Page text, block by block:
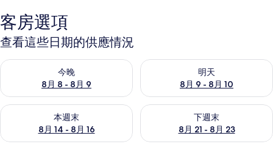
客房選項
查看這些日期的供應情況
今晚
8月 8 - 8月 9
查看今晚 (8月 8 - 8月 9) 的供應情況
明天
8月 9 - 8月 10
查看明天 (8月 9 - 8月 10) 的供
本週末
8月 14 - 8月 16
查看本週末 (8月 14 - 8月 16) 的供應情況
下週末
8月 21 - 8月 23
查看下週末 (8月 21 - 8月 23)